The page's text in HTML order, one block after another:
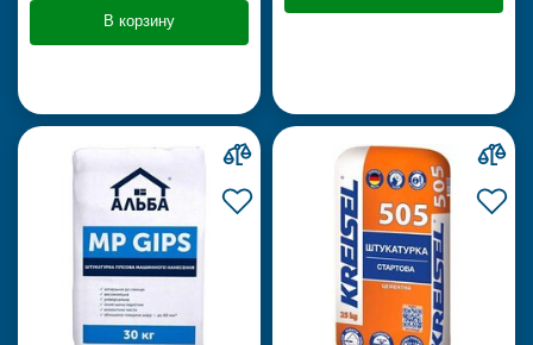
В корзину